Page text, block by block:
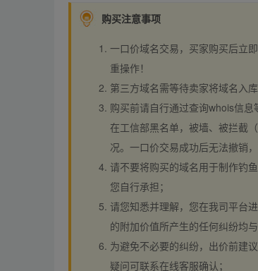
购买注意事项
一口价域名交易，买家购买后立
重操作！
第三方域名需等待卖家将域名入
购买前请自行通过查询whois信
在工信部黑名单，被墙、被拦截
况。一口价交易成功后无法撤销
请不要将购买的域名用于制作钓
您自行承担；
请您知悉并理解，您在我司平台
的附加价值所产生的任何纠纷均与
为避免不必要的纠纷，出价前建
疑问可联系在线客服确认；